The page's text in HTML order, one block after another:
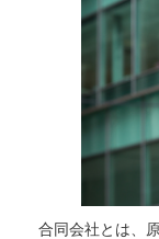
合同会社とは、